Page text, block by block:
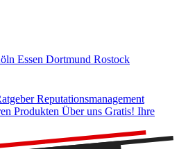
Essen Dortmund Rostock
Reputationsmanagement
Produkten Über uns Gratis! Ihre